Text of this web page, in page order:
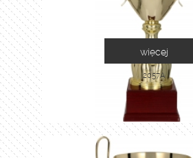
2057A
więcej